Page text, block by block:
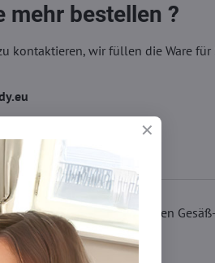
mehr bestellen ?
kontaktieren, wir füllen die Ware für
hat einen verstärkten